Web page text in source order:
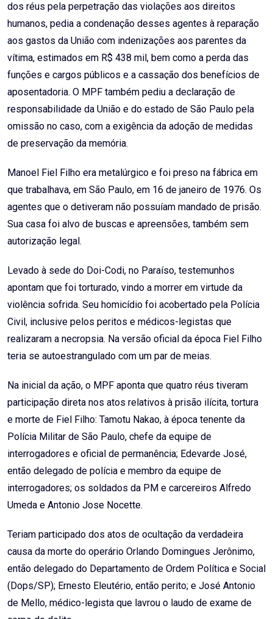
dos réus pela perpetração das violações aos direitos
humanos, pedia a condenação desses agentes à reparação
aos gastos da União com indenizações aos parentes da
vítima, estimados em R$ 438 mil, bem como a perda das
funções e cargos públicos e a cassação dos benefícios de
aposentadoria. O MPF também pediu a declaração de
responsabilidade da União e do estado de São Paulo pela
omissão no caso, com a exigência da adoção de medidas
de preservação da memória.
Manoel Fiel Filho era metalúrgico e foi preso na fábrica em
que trabalhava, em São Paulo, em 16 de janeiro de 1976. Os
agentes que o detiveram não possuíam mandado de prisão.
Sua casa foi alvo de buscas e apreensões, também sem
autorização legal.
Levado à sede do Doi-Codi, no Paraíso, testemunhos
apontam que foi torturado, vindo a morrer em virtude da
violência sofrida. Seu homicídio foi acobertado pela Polícia
Civil, inclusive pelos peritos e médicos-legistas que
realizaram a necropsia. Na versão oficial da época Fiel Filho
teria se autoestrangulado com um par de meias.
Na inicial da ação, o MPF aponta que quatro réus tiveram
participação direta nos atos relativos à prisão ilícita, tortura
e morte de Fiel Filho: Tamotu Nakao, à época tenente da
Polícia Militar de São Paulo, chefe da equipe de
interrogadores e oficial de permanência; Edevarde José,
então delegado de polícia e membro da equipe de
interrogadores; os soldados da PM e carcereiros Alfredo
Umeda e Antonio Jose Nocette.
Teriam participado dos atos de ocultação da verdadeira
causa da morte do operário Orlando Domingues Jerônimo,
então delegado do Departamento de Ordem Política e Social
(Dops/SP); Ernesto Eleutério, então perito; e José Antonio
de Mello, médico-legista que lavrou o laudo de exame de